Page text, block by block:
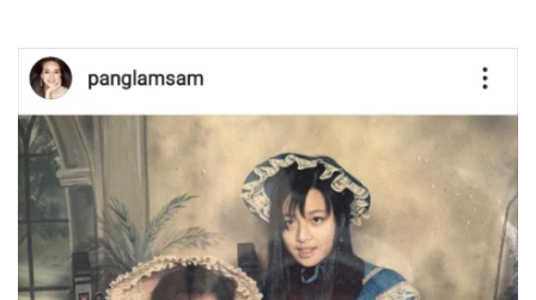
Celeb Online
• Factcheck
• ญี่ปุ่น
News1
•
Gotomanager